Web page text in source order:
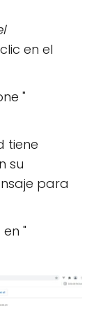
en el
"
tiene
su
para
"